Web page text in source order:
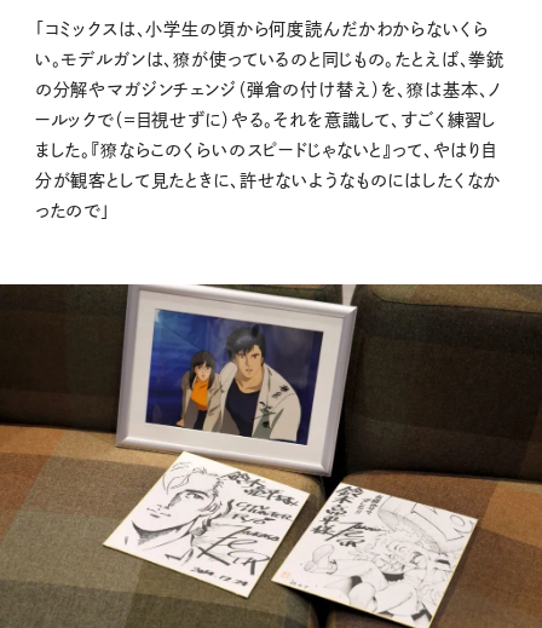
「コミックスは、小学生の頃から何度読んだかわからないくら
い。モデルガンは、獠が使っているのと同じもの。たとえば、拳銃
の分解やマガジンチェンジ（弾倉の付け替え）を、獠は基本、ノ
ールックで（＝目視せずに）やる。それを意識して、すごく練習し
ました。『獠ならこのくらいのスピードじゃないと』って、やはり自
分が観客として見たときに、許せないようなものにはしたくなか
ったので」